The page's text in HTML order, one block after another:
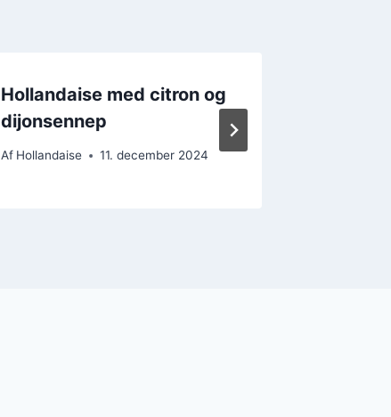
Hollandaise med citron og
dijonsennep
Af Hollandaise 11. december 2024